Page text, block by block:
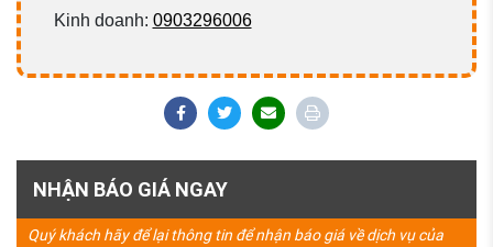
Kinh doanh: 0903296006
NHẬN BÁO GIÁ NGAY
Quý khách hãy để lại thông tin để nhận báo giá về dịch vụ của